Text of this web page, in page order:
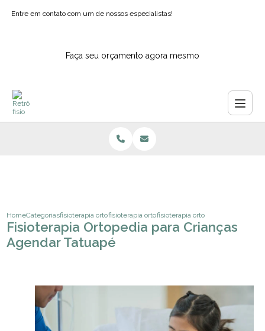
Entre em contato com um de nossos especialistas!
Faça seu orçamento agora mesmo
HomeCategoriasfisioterapia ortopedicafisioterapia ortopedia pediatrica
fisioterapia ortopedia para
Fisioterapia Ortopedia para Crianças
Agendar Tatuapé